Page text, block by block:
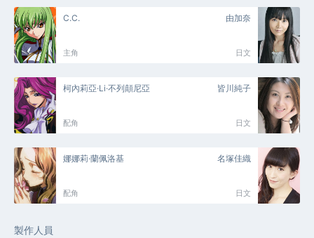
C.C. 由加奈
主角 日文
柯內莉亞·Li·不列顛尼亞 皆川純子
配角 日文
娜娜莉·蘭佩洛基 名塚佳織
配角 日文
製作人員